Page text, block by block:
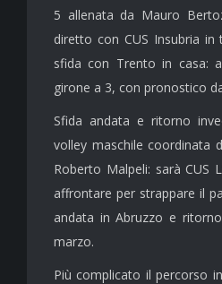
5 allenata da Mauro
diretto con CUS Insubria
sfida con Trento in casa:
girone a 3, con pronostico
Sfida andata e ritorno
volley maschile coordinata
Roberto Malpeli: sarà CUS
affrontare per strappare il
andata in Abruzzo e
marzo.
Più complicato il percorso